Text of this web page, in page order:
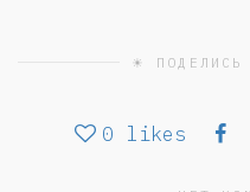
☀
0 likes